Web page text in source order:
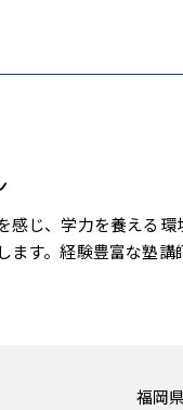
感じ、学力を養える
ます。経験豊富な塾
福岡